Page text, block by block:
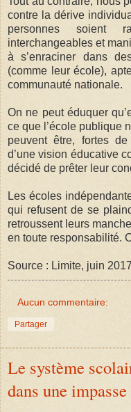
contre la dérive
personnes soient
interchangeables et
à s’enraciner dans
(comme leur école),
communauté nationale.
On ne peut éduquer
ce que l’école publique
peuvent être, fortes
d’une vision éducative
décidé de prêter leur
Les écoles
qui refusent de se
retroussent leurs
en toute responsabilité.
Source : Limite, juin
Aucun commentaire:
Partager
Le système
dans une impasse